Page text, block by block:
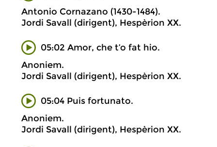
Antonio Cornazano (1430-1484).
Jordi Savall (dirigent), Hespèrion XX.
05:02 Amor, che t’o fat hio.
Anoniem.
Jordi Savall (dirigent), Hespèrion XX.
05:04 Puis fortunato.
Anoniem.
Jordi Savall (dirigent), Hespèrion XX.